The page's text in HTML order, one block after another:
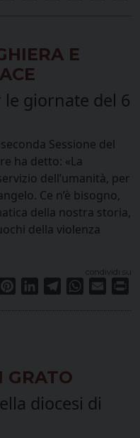
E
giornate del 6
Sessione del
ha detto: «La
dell’umanità, per
Ce n’è bisogno,
della nostra storia,
della violenza
condividi su
PinterestLinkedInTelegramWhatsApp
Email
GRATO
diocesi di